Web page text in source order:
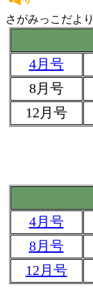
さがみっこだより
4月号
8月号
12月号
4月号
8月号
12月号